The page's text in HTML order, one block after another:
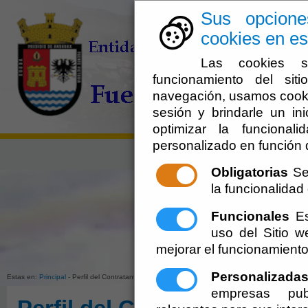
Sus
cookies en
Las cookies
funcionamiento del
navegación, usamos
sesión y brindarle un
optimizar la
personalizado en función
Obligatorias
la funcionalidad
Funcionales
uso del Sitio
mejorar el
Personalizadas
empresas
Estas en: Principal - Perfil del Contratante. 09-08-2026 11:42:02